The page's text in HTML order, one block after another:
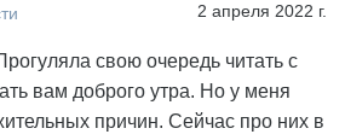
2 апреля 2022 г.
свою очередь читать с
вам доброго утра. Но у меня
причин. Сейчас про них в